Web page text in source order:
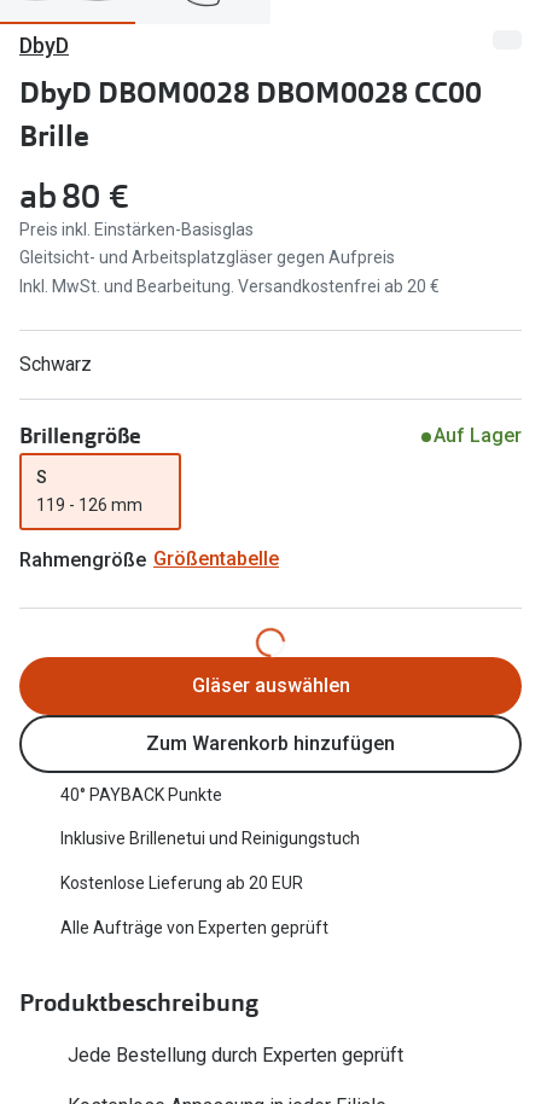
Marken
Ray-Ban
DbyD
Prada
Seen
Miu Miu
alle Marken
Brillenpass richtig lesen
Alle Brillen Ratgeber
Angebote
Brillen 2 für 1
20% auf selbsttönende Gläser
Back to School: 50% auf die zweite Kinderbrille
Trends
Ray-Ban Meta
Oakley Meta
Glaspakete
Marken
Oakley
Randlose
Farbe
DbyD
DbyD DBOM0028 DBOM0028 CC00
Brille
ab80 €
Preis inkl. Einstärken-Basisglas
Gleitsicht- und Arbeitsplatzgläser gegen Aufpreis
Inkl. MwSt. und Bearbeitung. Versandkostenfrei ab 20 €
Schwarz
Brillengröße Auf Lager
S
119 - 126 mm
Rahmengröße Größentabelle
Gläser auswählen
Zum Warenkorb hinzufügen
40° PAYBACK Punkte
Inklusive Brillenetui und Reinigungstuch
Kostenlose Lieferung ab 20 EUR
Alle Aufträge von Experten geprüft
Produktbeschreibung
Jede Bestellung durch Experten geprüft